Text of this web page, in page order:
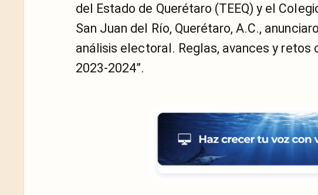
del Estado de Querétaro (TEEQ) y el
San Juan del Río, Querétaro, A.C.,
análisis electoral. Reglas, avances y retos
2023-2024”.